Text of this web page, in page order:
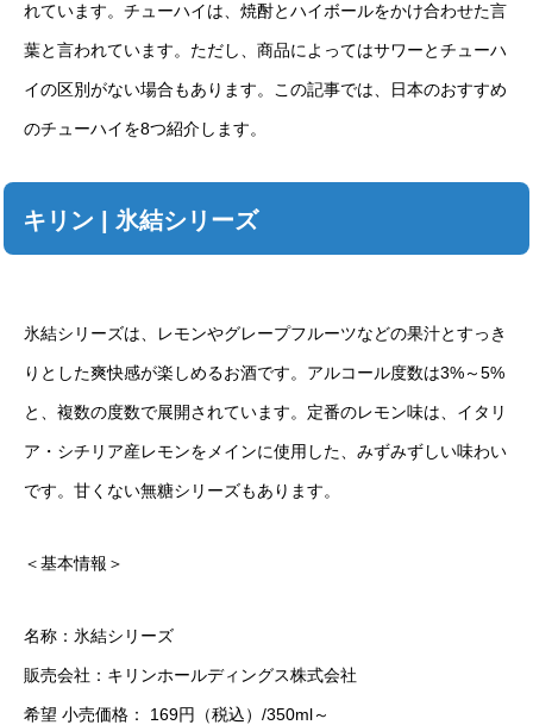
れています。チューハイは、焼酎とハイボールをかけ合わせた言
葉と言われています。ただし、商品によってはサワーとチューハ
イの区別がない場合もあります。この記事では、日本のおすすめ
のチューハイを8つ紹介します。
キリン | 氷結シリーズ
氷結シリーズは、レモンやグレープフルーツなどの果汁とすっき
りとした爽快感が楽しめるお酒です。アルコール度数は3%～5%
と、複数の度数で展開されています。定番のレモン味は、イタリ
ア・シチリア産レモンをメインに使用した、みずみずしい味わい
です。甘くない無糖シリーズもあります。
＜基本情報＞
名称：氷結シリーズ
販売会社：キリンホールディングス株式会社
希望 小売価格： 169円（税込）/350ml～